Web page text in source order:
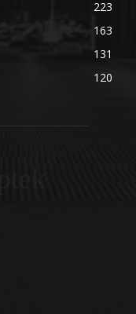
223
163
131
120